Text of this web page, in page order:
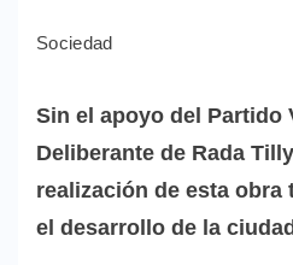
Sociedad
Sin el apoyo del Partido
Deliberante de Rada
realización de esta obra
el desarrollo de la